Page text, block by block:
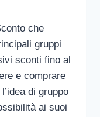
che
gruppi
sconti fino al
e comprare
di gruppo
ai suoi